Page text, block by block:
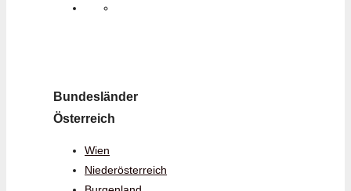
Bundesländer
Österreich
Wien
Niederösterreich